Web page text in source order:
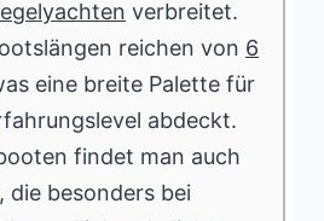
verbreitet.
reichen von 6
eine breite Palette für
abdeckt.
findet man auch
, die besonders bei